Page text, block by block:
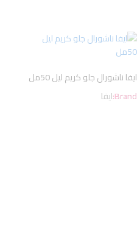
ايفا ناشورال جلو كريم ليل 50مل
Brand:ايفا